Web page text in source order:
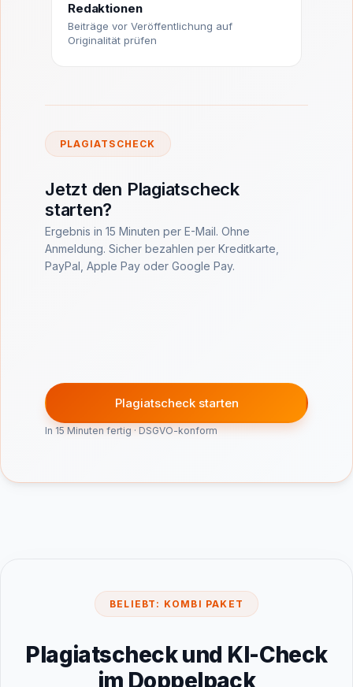
Redaktionen
Beiträge vor Veröffentlichung auf
Originalität prüfen
PLAGIATSCHECK
Jetzt den Plagiatscheck
starten?
Ergebnis in 15 Minuten per E-Mail. Ohne
Anmeldung. Sicher bezahlen per Kreditkarte,
PayPal, Apple Pay oder Google Pay.
Plagiatscheck starten
In 15 Minuten fertig · DSGVO-konform
BELIEBT: KOMBI PAKET
Plagiatscheck und KI-Check
im Doppelpack